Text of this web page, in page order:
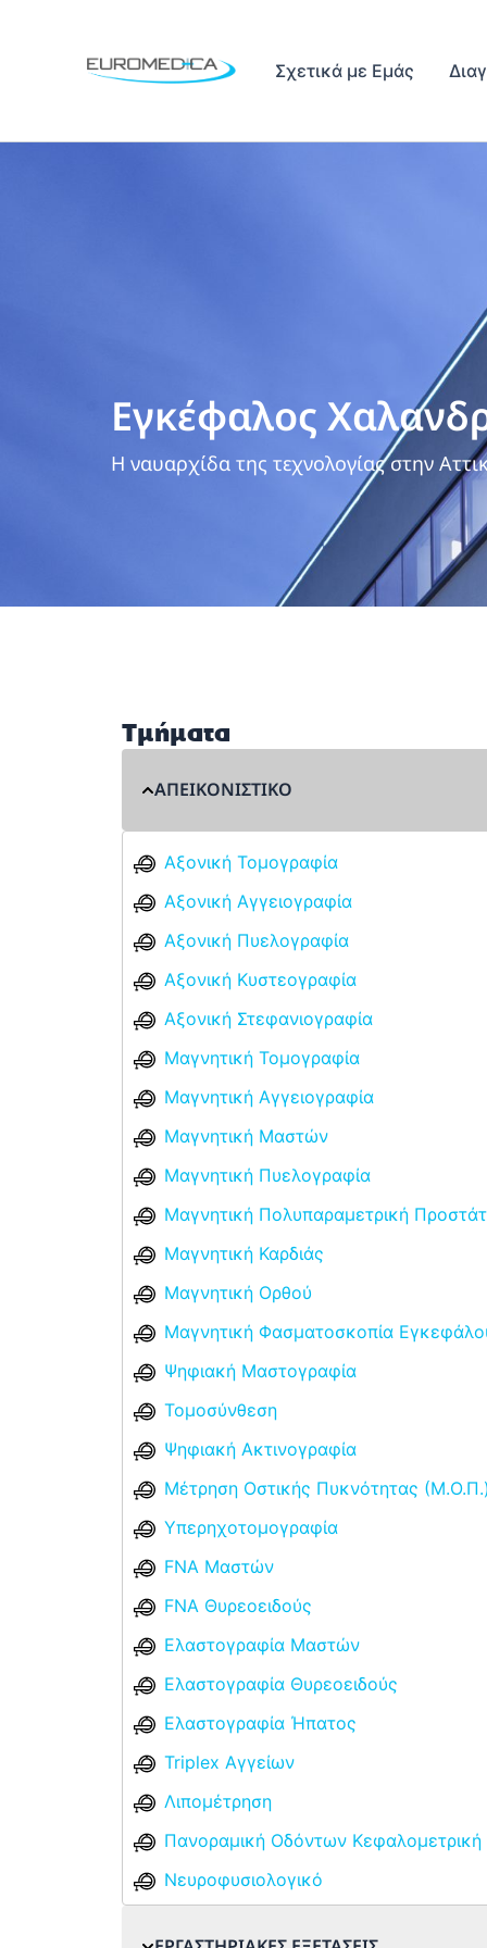
περιεχόμενο
Σχετικά με Εμάς
Εγκέφαλος
Η ναυαρχίδα της τεχνολογίας στην
Τμήματα
ΑΠΕΙΚΟΝΙΣΤΙΚΟ
Αξονική Τομογραφία
Αξονική Αγγειογραφία
Αξονική Πυελογραφία
Αξονική Κυστεογραφία
Αξονική Στεφανιογραφία
Μαγνητική Τομογραφία
Μαγνητική Αγγειογραφία
Μαγνητική Μαστών
Μαγνητική Πυελογραφία
Μαγνητική Πολυπαραμετρική
Μαγνητική Καρδιάς
Μαγνητική Ορθού
Μαγνητική Φασματοσκοπία
Ψηφιακή Μαστογραφία
Τομοσύνθεση
Ψηφιακή Ακτινογραφία
Μέτρηση Οστικής Πυκνότητας (Μ.Ο.Π.)
Υπερηχοτομογραφία
FNA Μαστών
FNA Θυρεοειδούς
Ελαστογραφία Μαστών
Ελαστογραφία Θυρεοειδούς
Ελαστογραφία Ήπατος
Triplex Αγγείων
Λιπομέτρηση
Πανοραμική Οδόντων Κεφαλομετρική
Νευροφυσιολογικό